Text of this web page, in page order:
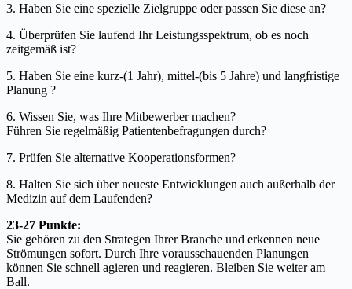
3. Haben Sie eine spezielle Zielgruppe oder passen Sie diese an?
4. Überprüfen Sie laufend Ihr Leistungsspektrum, ob es noch
zeitgemäß ist?
5. Haben Sie eine kurz-(1 Jahr), mittel-(bis 5 Jahre) und langfristige
Planung ?
6. Wissen Sie, was Ihre Mitbewerber machen?
Führen Sie regelmäßig Patientenbefragungen durch?
7. Prüfen Sie alternative Kooperationsformen?
8. Halten Sie sich über neueste Entwicklungen auch außerhalb der
Medizin auf dem Laufenden?
23-27 Punkte:
Sie gehören zu den Strategen Ihrer Branche und erkennen neue
Strömungen sofort. Durch Ihre vorausschauenden Planungen
können Sie schnell agieren und reagieren. Bleiben Sie weiter am
Ball.